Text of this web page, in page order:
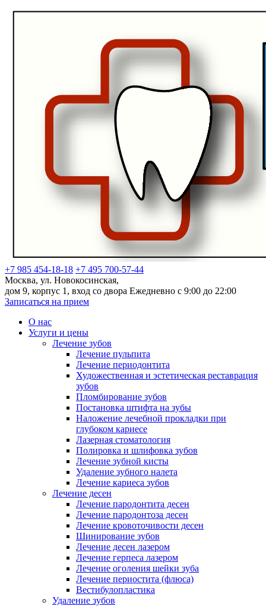
+7 985 454-18-18 +7 495 700-57-44
Москва, ул. Новокосинская,
дом 9, корпус 1, вход со двора Ежедневно с 9:00 до 22:00
Записаться на прием
О нас
Услуги и цены
Лечение зубов
Лечение пульпита
Лечение периодонтита
Художественная и эстетическая реставрация
зубов
Пломбирование зубов
Постановка штифта на зубы
Наложение лечебной прокладки при
глубоком кариесе
Лазерная стоматология
Полировка и шлифовка зубов
Лечение зубной кисты
Удаление зубного налета
Лечение кариеса зубов
Лечение десен
Лечение пародонтита десен
Лечение пародонтоза десен
Лечение кровоточивости десен
Шинирование зубов
Лечение десен лазером
Лечение герпеса лазером
Лечение оголения шейки зуба
Лечение периостита (флюса)
Вестибулопластика
Удаление зубов